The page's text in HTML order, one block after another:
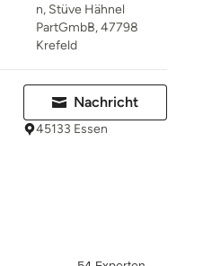
n, Stüve Hähnel
PartGmbB, 47798
Krefeld
Nachricht
45133 Essen